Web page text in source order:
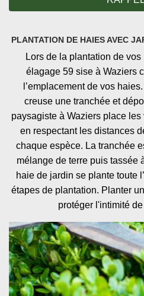
PLANTATION DE HAIES AVEC
Lors de la plantation de vos
élagage 59 sise à Waziers
l’emplacement de vos
creuse une tranchée et
paysagiste à Waziers place
en respectant les distances
chaque espèce. La tranchée
mélange de terre puis tassée
haie de jardin se plante toute
étapes de plantation. Planter
protéger l'intimité